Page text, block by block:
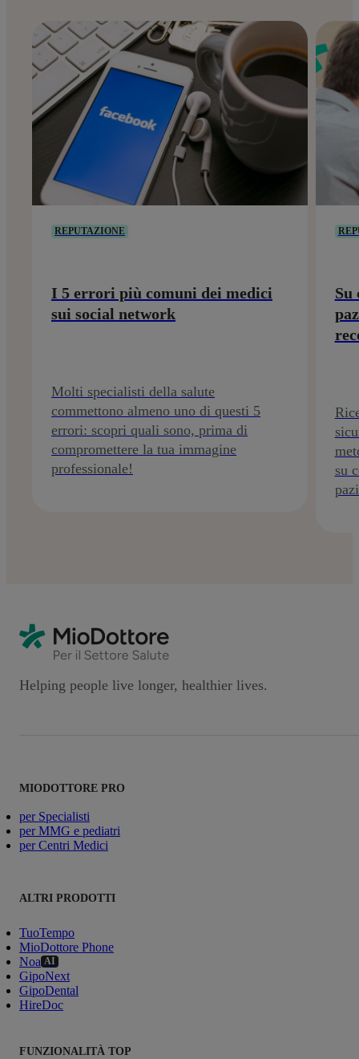
REPUTAZIONE
I 5 errori più comuni dei medici
sui social network
Molti specialisti della salute
commettono almeno uno di questi 5
errori: scopri quali sono, prima di
compromettere la tua immagine
professionale!
Su
su
Helping people live longer, healthier lives.
MIODOTTORE PRO
per Specialisti
per MMG e pediatri
per Centri Medici
ALTRI PRODOTTI
TuoTempo
MioDottore Phone
Noa AI
GipoNext
GipoDental
HireDoc
FUNZIONALITÀ TOP